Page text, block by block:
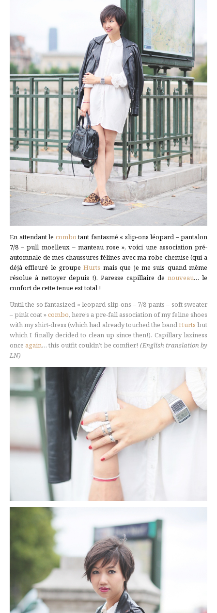
En attendant le combotant fantasmé « slip-ons léopard – pantalon
7/8 – pull moelleux – manteau rose », voici une association pré-
automnale de mes chaussures félines avec ma robe-chemise (qui a
déjà effleuré le groupeHurts mais que je me suis quand même
résolue à nettoyer depuis !). Paresse capillaire de nouveau… le
confort de cette tenue est total !
Until the so fantasized « leopard slip-ons – 7/8 pants – soft sweater
– pink coat »combo, here’s a pre-fall association of my feline shoes
with my shirt-dress (which had already touched the bandHurts but
which I finally decided to clean up since then!). Capillary laziness
once again… this outfit couldn’t be comfier! (English translation by
LN)